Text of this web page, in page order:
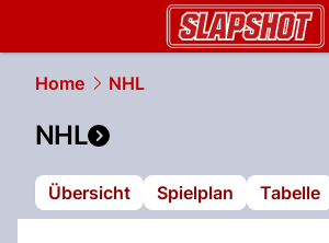
Home NHL
NHL
Übersicht Spielplan Tabelle